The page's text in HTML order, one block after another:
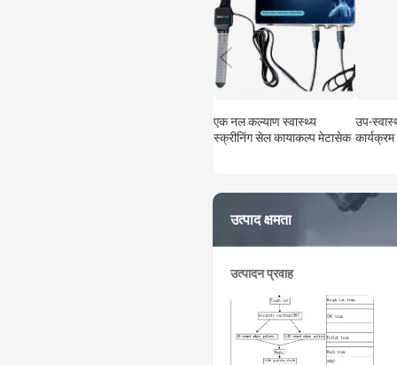
एक नल कल्याण स्वास्थ्य
स्क्रीनिंग सेल कायाकल्प मेटासेक
उप-
उत्पाद क्षमता
उत्पादन प्रवाह